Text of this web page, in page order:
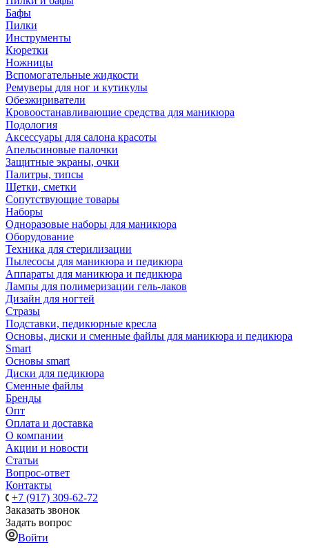
Бафы
Пилки
Инструменты
Кюретки
Ножницы
Вспомогательные жидкости
Ремуверы для ног и кутикулы
Обезжириватели
Кровоостанавливающие средства для маникюра
Подология
Аксессуары для салона красоты
Апельсиновые палочки
Защитные экраны, очки
Палитры, типсы
Щетки, сметки
Сопутствующие товары
Наборы
Одноразовые наборы для маникюра
Оборудование
Техника для стерилизации
Пылесосы для маникюра и педикюра
Аппараты для маникюра и педикюра
Лампы для полимеризации гель-лаков
Дизайн для ногтей
Стразы
Подставки, педикюрные кресла
Основы, диски и сменные файлы для маникюра и педикюра
Smart
Основы smart
Диски для педикюра
Сменные файлы
Бренды
Опт
Оплата и доставка
О компании
Акции и новости
Статьи
Вопрос-ответ
Контакты
+7 (917) 309-62-72
Заказать звонок
Задать вопрос
Войти